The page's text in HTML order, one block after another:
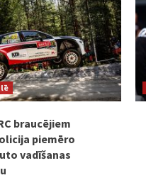
braucējiem
piemēro
vadīšanas